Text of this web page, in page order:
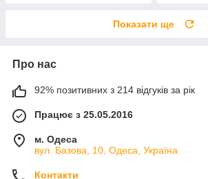
Показати ще
Про нас
92% позитивних з 214 відгуків за рік
Працює з 25.05.2016
м. Одеса
вул. Базова, 10, Одеса, Україна
Контакти